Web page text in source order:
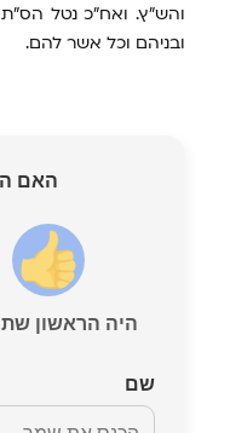
והש"ץ. ואח"כ נטל הס"ת
ובניהם וכל אשר להם.
האם
היה הראשון
שם